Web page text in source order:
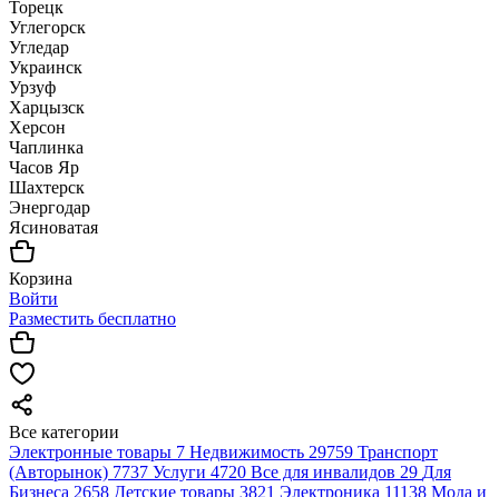
Торецк
Углегорск
Угледар
Украинск
Урзуф
Харцызск
Херсон
Чаплинка
Часов Яр
Шахтерск
Энергодар
Ясиноватая
Корзина
Войти
Разместить бесплатно
Все категории
Электронные товары 7 Недвижимость 29759 Транспорт
(Авторынок) 7737 Услуги 4720 Все для инвалидов 29 Для
Бизнеса 2658 Детские товары 3821 Электроника 11138 Мода и